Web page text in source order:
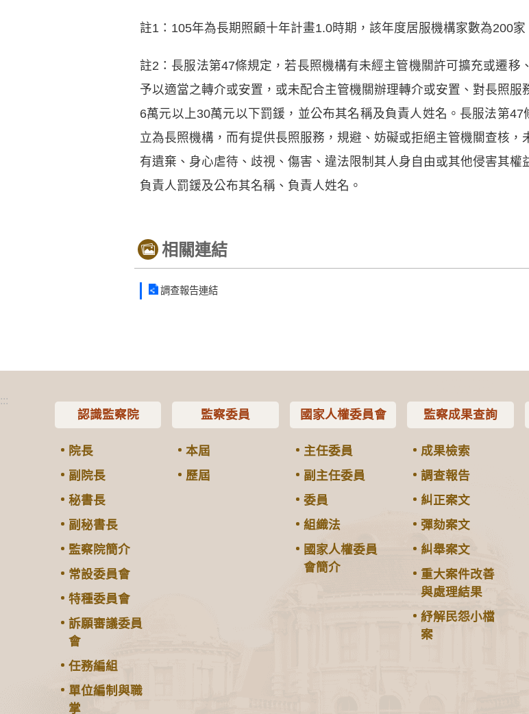
註1：105年為長期照顧十年計畫1.0時期，該年度居服機構家數為200家
註2：長服法第47條規定，若長照機構有未經主管機關許可擴充或遷移
予以適當之轉介或安置，或未配合主管機關辦理轉介或安置、對長照
6萬元以上30萬元以下罰鍰，並公布其名稱及負責人姓名。長服法第
立為長照機構，而有提供長照服務，規避、妨礙或拒絕主管機關查核
有遺棄、身心虐待、歧視、傷害、違法限制其人身自由或其他侵害其
負責人罰鍰及公布其名稱、負責人姓名。
相關連結
調查報告連結
:::
認識監察院
院長
副院長
秘書長
副秘書長
監察院簡介
常設委員會
特種委員會
訴願審議委員
會
任務編組
單位編制與職
掌
監察委員
本屆
歷屆
國家人權委員會
主任委員
副主任委員
委員
組織法
國家人權委員
會簡介
監察成果查詢
成果檢索
調查報告
糾正案文
彈劾案文
糾舉案文
重大案件改善
與處理結果
紓解民怨小檔
案